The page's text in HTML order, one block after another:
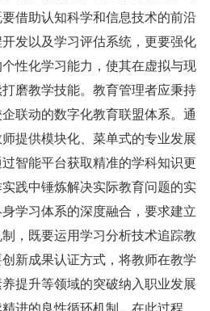
借助认知科学和信息技术的前沿
发以及学习评估系统，更要强化
性化学习能力，使其在虚拟与现
磨教学技能。教育管理者应秉持
联动的数字化教育联盟体系。通
提供模块化、菜单式的专业发展
智能平台获取精准的学科知识更
践中锤炼解决实际教育问题的实
学习体系的深度融合，要求建立
，既要运用学习分析技术追踪教
新成果认证方式，将教师在教学
提升等领域的突破纳入职业发展
进的良性循环机制。在此过程